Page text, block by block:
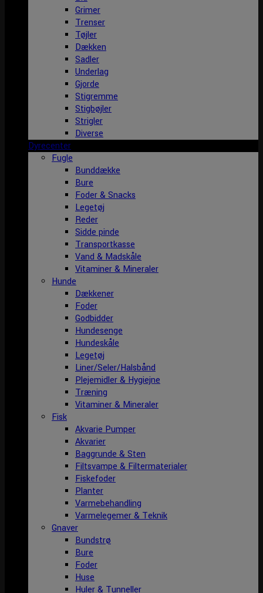
Grimer
Trenser
Tøjler
Dækken
Sadler
Underlag
Gjorde
Stigremme
Stigbøjler
Strigler
Diverse
Dyrecenter
Fugle
Bunddække
Bure
Foder & Snacks
Legetøj
Reder
Sidde pinde
Transportkasse
Vand & Madskåle
Vitaminer & Mineraler
Hunde
Dækkener
Foder
Godbidder
Hundesenge
Hundeskåle
Legetøj
Liner/Seler/Halsbånd
Plejemidler & Hygiejne
Træning
Vitaminer & Mineraler
Fisk
Akvarie Pumper
Akvarier
Baggrunde & Sten
Filtsvampe & Filtermaterialer
Fiskefoder
Planter
Varmebehandling
Varmelegemer & Teknik
Gnaver
Bundstrø
Bure
Foder
Huse
Huler & Tunneller